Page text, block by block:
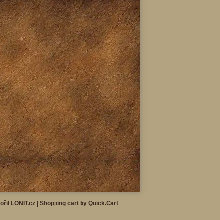
LONIT.cz Shopping cart by Quick.Cart